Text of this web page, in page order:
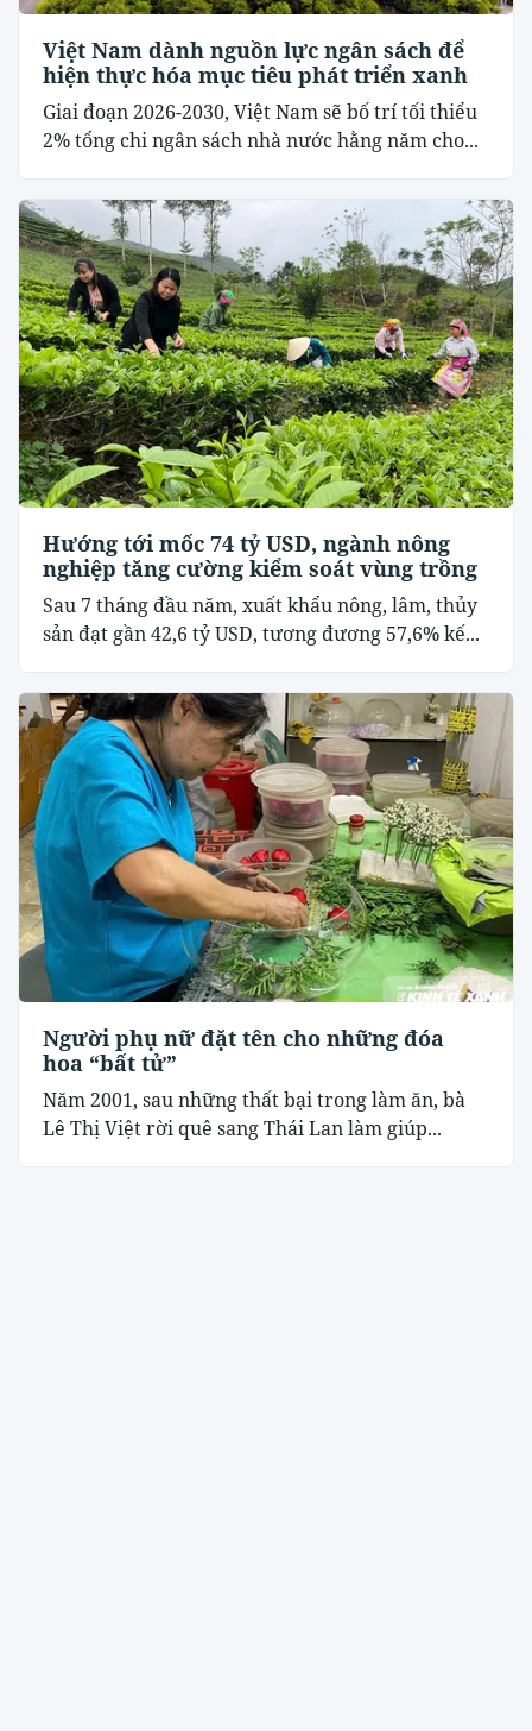
Việt Nam dành nguồn lực ngân sách để
hiện thực hóa mục tiêu phát triển xanh
Giai đoạn 2026-2030, Việt Nam sẽ bố trí tối thiểu
2% tổng chi ngân sách nhà nước hằng năm cho...
Hướng tới mốc 74 tỷ USD, ngành nông
nghiệp tăng cường kiểm soát vùng trồng
Sau 7 tháng đầu năm, xuất khẩu nông, lâm, thủy
sản đạt gần 42,6 tỷ USD, tương đương 57,6% kế...
Người phụ nữ đặt tên cho những đóa
hoa “bất tử”
Năm 2001, sau những thất bại trong làm ăn, bà
Lê Thị Việt rời quê sang Thái Lan làm giúp...